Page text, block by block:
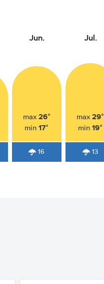
Jun.
max 26°
min17°
16
Jul.
max29°
min19°
13